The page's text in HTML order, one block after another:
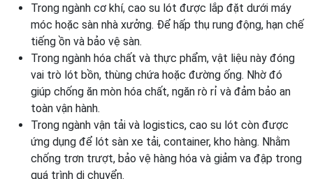
Trong ngành cơ khí, cao su lót được lắp đặt dưới máy
móc hoặc sàn nhà xưởng. Để hấp thụ rung động, hạn chế
tiếng ồn và bảo vệ sàn.
Trong ngành hóa chất và thực phẩm, vật liệu này đóng
vai trò lót bồn, thùng chứa hoặc đường ống. Nhờ đó
giúp chống ăn mòn hóa chất, ngăn rò rỉ và đảm bảo an
toàn vận hành.
Trong ngành vận tải và logistics, cao su lót còn được
ứng dụng để lót sàn xe tải, container, kho hàng. Nhằm
chống trơn trượt, bảo vệ hàng hóa và giảm va đập trong
quá trình di chuyển.